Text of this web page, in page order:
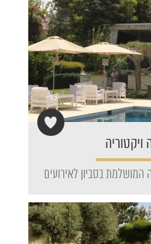
ויקטוריה
המושלמת בסביון לאירועים